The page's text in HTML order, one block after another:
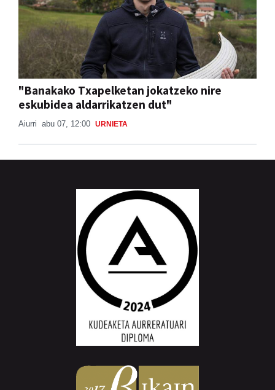
"Banakako Txapelketan jokatzeko nire
eskubidea aldarrikatzen dut"
Aiurri abu 07, 12:00 URNIETA